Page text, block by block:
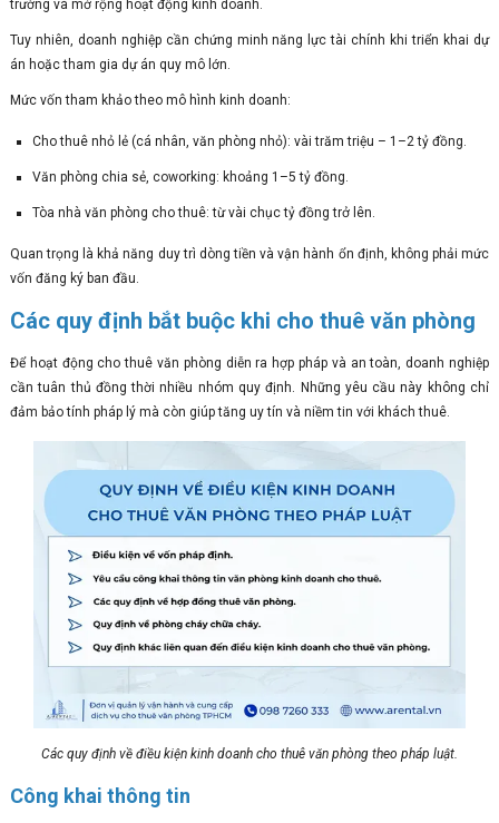
trường và mở rộng hoạt động kinh doanh.
Tuy nhiên, doanh nghiệp cần chứng minh năng lực tài chính khi triển khai dự
án hoặc tham gia dự án quy mô lớn.
Mức vốn tham khảo theo mô hình kinh doanh:
Cho thuê nhỏ lẻ (cá nhân, văn phòng nhỏ): vài trăm triệu – 1–2 tỷ đồng.
Văn phòng chia sẻ, coworking: khoảng 1–5 tỷ đồng.
Tòa nhà văn phòng cho thuê: từ vài chục tỷ đồng trở lên.
Quan trọng là khả năng duy trì dòng tiền và vận hành ổn định, không phải mức
vốn đăng ký ban đầu.
Các quy định bắt buộc khi cho thuê văn phòng
Để hoạt động cho thuê văn phòng diễn ra hợp pháp và an toàn, doanh nghiệp
cần tuân thủ đồng thời nhiều nhóm quy định. Những yêu cầu này không chỉ
đảm bảo tính pháp lý mà còn giúp tăng uy tín và niềm tin với khách thuê.
Các quy định về điều kiện kinh doanh cho thuê văn phòng theo pháp luật.
Công khai thông tin